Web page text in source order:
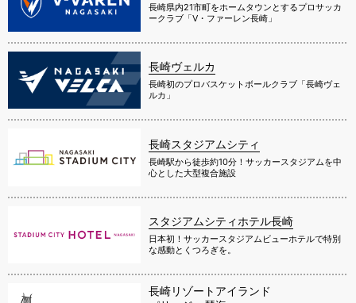
長崎県内21市町をホームタウンとするプロサッカ
ークラブ「V・ファーレン長崎」
長崎ヴェルカ
長崎初のプロバスケットボールクラブ「長崎ヴェ
ルカ」
長崎スタジアムシティ
長崎駅から徒歩約10分！サッカースタジアムを中
心とした大型複合施設
スタジアムシティホテル長崎
日本初！サッカースタジアムビューホテルで特別
な感動とくつろぎを。
長崎リゾートアイランド